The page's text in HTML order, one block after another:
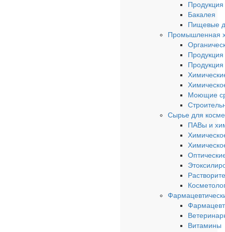
Бакалея
Пищевые
Промышленная
Моющие
Сырье для
ПАВы и
Витамины